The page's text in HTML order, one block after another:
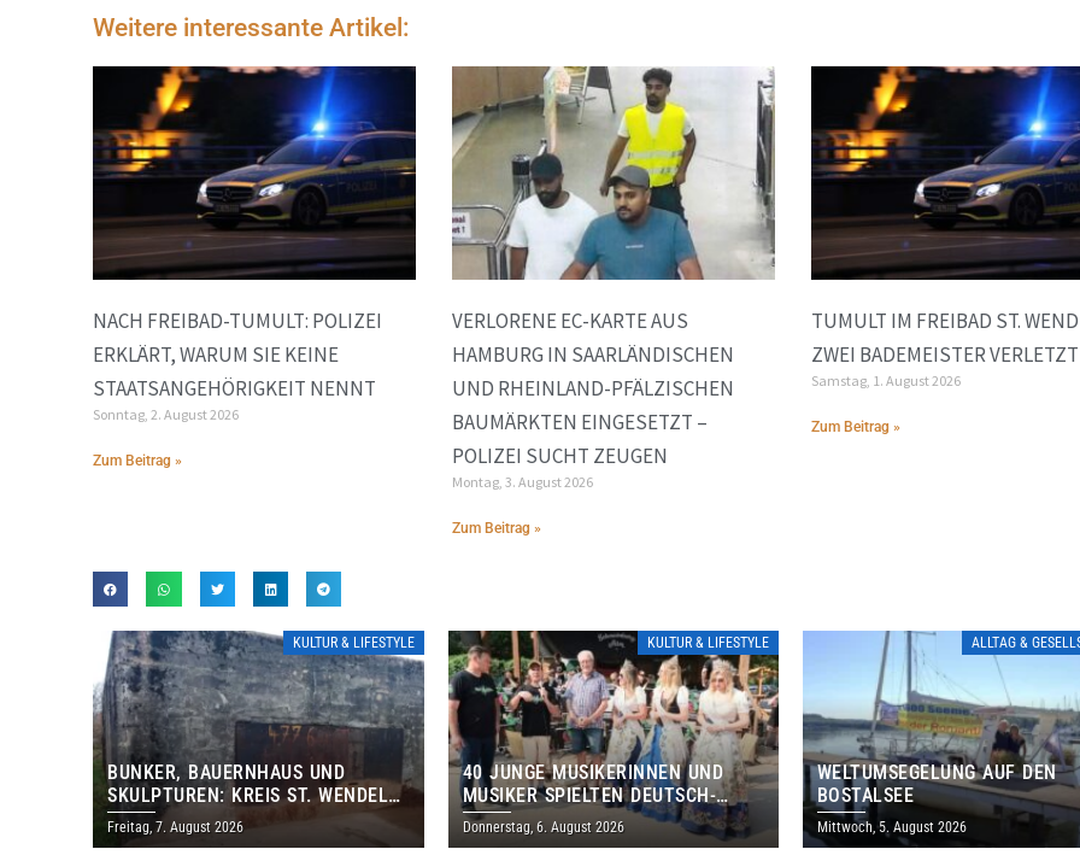
Weitere interessante Artikel:
NACH FREIBAD-TUMULT: POLIZEI
ERKLÄRT, WARUM SIE KEINE
STAATSANGEHÖRIGKEIT NENNT
Sonntag, 2. August 2026
Zum Beitrag »
VERLORENE EC-KARTE AUS
HAMBURG IN SAARLÄNDISCHEN
UND RHEINLAND-PFÄLZISCHEN
BAUMÄRKTEN EINGESETZT –
POLIZEI SUCHT ZEUGEN
Montag, 3. August 2026
Zum Beitrag »
TUMULT IM FREIBAD ST.
ZWEI BADEMEISTER VERLETZT
Samstag, 1. August 2026
Zum Beitrag »
KULTUR & LIFESTYLE
BUNKER, BAUERNHAUS UND
SKULPTUREN: KREIS ST. WENDEL
LÄDT ZUM TAG DES OFFENEN
DENKMALS EIN
Freitag, 7. August 2026
KULTUR & LIFESTYLE
40 JUNGE MUSIKERINNEN UND
MUSIKER SPIELTEN DEUTSCH-
BRASILIANISCHES PROGRAMM IN
THOLEY
Donnerstag, 6. August 2026
ALLTAG &
WELTUMSEGELUNG AUF DEN
BOSTALSEE
Mittwoch, 5. August 2026